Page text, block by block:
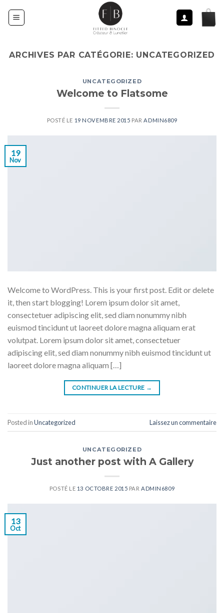
ARCHIVES PAR CATÉGORIE: UNCATEGORIZED
UNCATEGORIZED
Welcome to Flatsome
POSTÉ LE 19 NOVEMBRE 2015 PAR ADMIN6809
19
Nov
Welcome to WordPress. This is your first post. Edit or delete
it, then start blogging! Lorem ipsum dolor sit amet,
consectetuer adipiscing elit, sed diam nonummy nibh
euismod tincidunt ut laoreet dolore magna aliquam erat
volutpat. Lorem ipsum dolor sit amet, consectetuer
adipiscing elit, sed diam nonummy nibh euismod tincidunt ut
laoreet dolore magna aliquam […]
CONTINUER LA LECTURE →
Posted inUncategorized Laissez un commentaire
UNCATEGORIZED
Just another post with A Gallery
POSTÉ LE 13 OCTOBRE 2015 PARADMIN6809
13
Oct